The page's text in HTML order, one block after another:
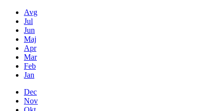
Avg
Jul
Jun
Maj
Apr
Mar
Feb
Jan
Dec
Nov